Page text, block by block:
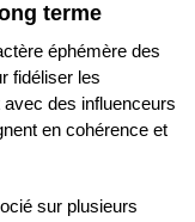
terme
éphémère des
fidéliser les
avec des influenceurs
en cohérence et
sur plusieurs